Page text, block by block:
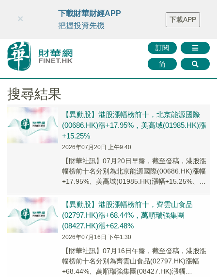
財華智庫網 FINTV FINMETA 財華證券 媒體矩陣
智庫沙龍
聯絡我們
訂閱
简
×
下載財華財經APP
把握投資先機
下載APP
搜尋結果
【異動股】港股漲幅榜前十，北京能源國際
(00686.HK)漲+17.95%，美高域(01985.HK)漲
+15.25%
2026年07月20日 上午9:40
【財華社訊】07月20日早盤，截至發稿，港股漲
幅榜前十名分別為北京能源國際(00686.HK)漲幅
+17.95%、美高域(01985.HK)漲幅+15.25%、環
【異動股】港股漲幅榜前十，齊雲山食品
(02797.HK)漲+68.44%，萬順瑞強集團
(08427.HK)漲+62.48%
2026年07月16日 下午1:30
【財華社訊】07月16日午盤，截至發稿，港股漲
幅榜前十名分別為齊雲山食品(02797.HK)漲幅
+68.44%、萬順瑞強集團(08427.HK)漲幅